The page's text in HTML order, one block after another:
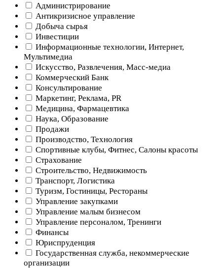
Администрирование
Антикризисное управление
Добыча cырья
Инвестиции
Информационные технологии, Интернет,
Мультимедиа
Искусство, Развлечения, Масс-медиа
Коммерческий Банк
Консультирование
Маркетинг, Реклама, PR
Медицина, Фармацевтика
Наука, Образование
Продажи
Производство, Технология
Спортивные клубы, Фитнес, Салоны красоты
Страхование
Строительство, Недвижимость
Транспорт, Логистика
Туризм, Гостиницы, Рестораны
Управление закупками
Управление малым бизнесом
Управление персоналом, Тренинги
Финансы
Юриспруденция
Государственная служба, некоммерческие
организации